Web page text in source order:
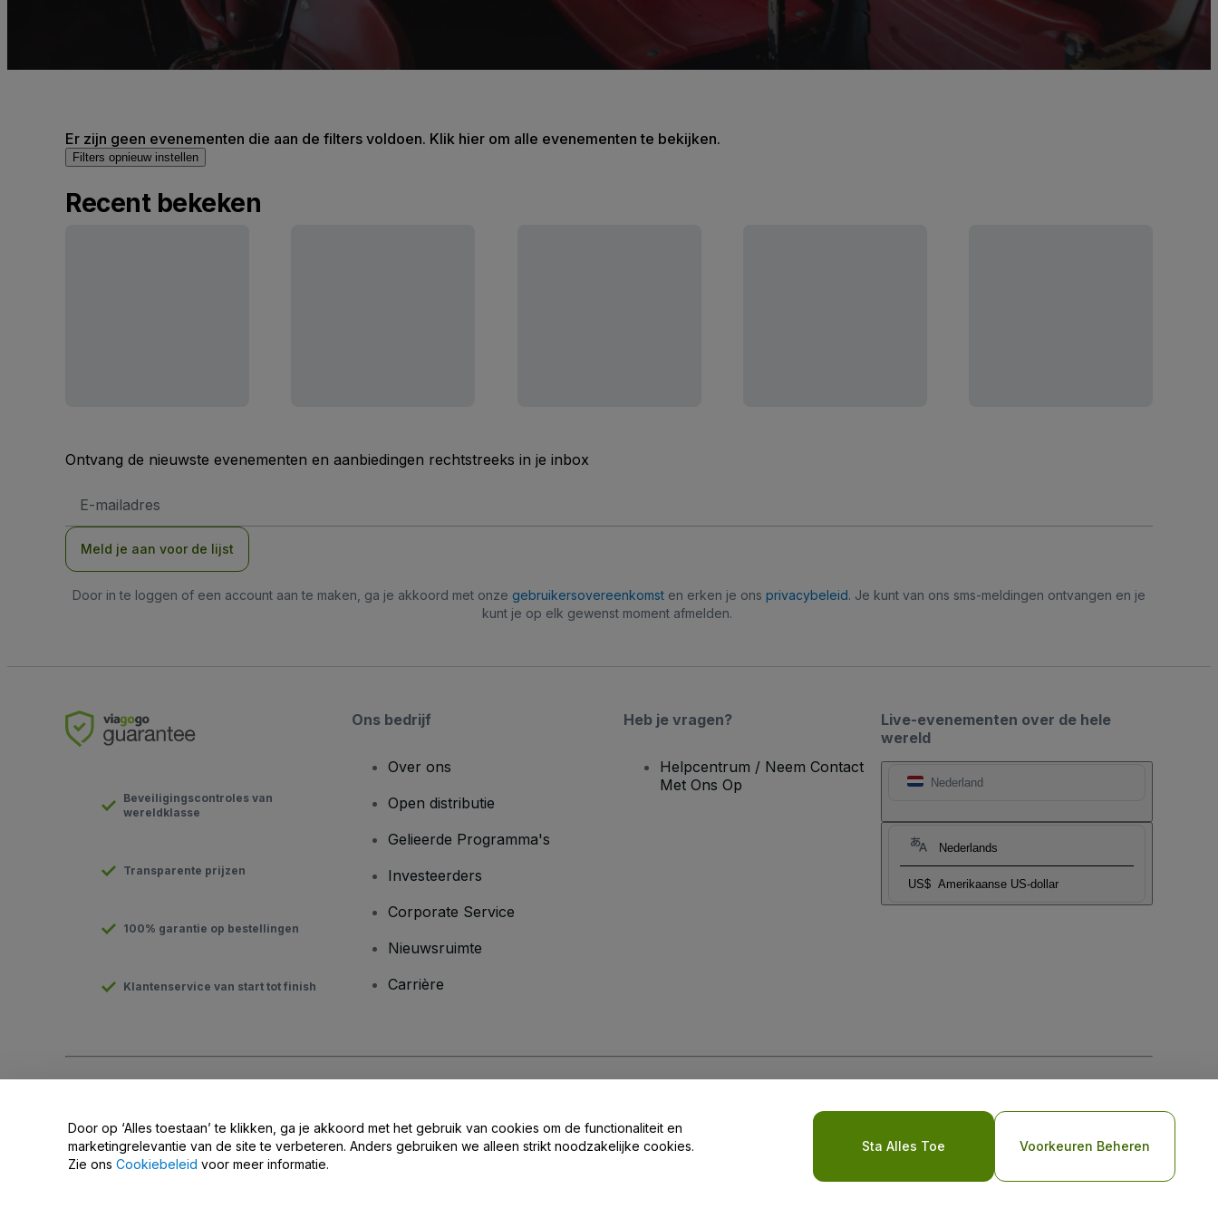
Er zijn geen evenementen die aan de filters voldoen. Klik hier om alle evenementen te bekijken.
Filters opnieuw instellen
Recent bekeken
Ontvang de nieuwste evenementen en aanbiedingen rechtstreeks in je inbox
mailadres
Meld je aan voor de lijst
Door in te loggen of een account aan te maken, ga je akkoord met onze gebruikersovereenkomst en erken je ons privacybeleid. Je kunt van ons sms-meldingen ontvangen en je
kunt je op elk gewenst moment afmelden.
Live-evenementen over de hele
wereld
Nederland
Nederlands
US$ Amerikaanse US-dollar
Beveiligingscontroles van
wereldklasse
Transparente prijzen
100% garantie op bestellingen
Klantenservice van start tot finish
Ons bedrijf
Over ons
Open distributie
Gelieerde Programma's
Investeerders
Corporate Service
Nieuwsruimte
Carrière
Heb je vragen?
Helpcentrum / Neem Contact
Met Ons Op
privacybeleid voor mobiel
Deel mijn persoonsgegevens niet / Uw privacykeuzes
Door op ‘Alles toestaan’ te klikken, ga je akkoord met het gebruik van cookies om de functionaliteit en
marketingrelevantie van de site te verbeteren. Anders gebruiken we alleen strikt noodzakelijke cookies.
Zie ons Cookiebeleid voor meer informatie.
Sta Alles Toe Voorkeuren Beheren